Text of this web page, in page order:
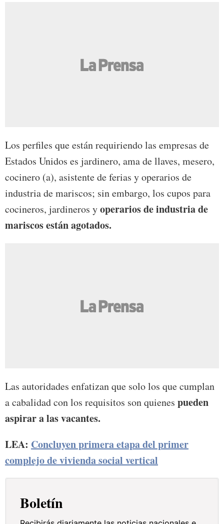
Los perfiles que están requiriendo las empresas de
Estados Unidos es jardinero, ama de llaves, mesero,
cocinero (a), asistente de ferias y operarios de
industria de mariscos; sin embargo, los cupos para
cocineros, jardineros yoperarios de industria de
mariscos están agotados.
Las autoridades enfatizan que solo los que cumplan
a cabalidad con los requisitos son quienes pueden
aspirar a las vacantes.
LEA: Concluyen primera etapa del primer
complejo de vivienda social vertical
Boletín